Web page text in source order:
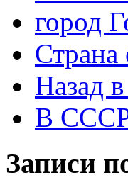
город
Страна
Назад
В СССР
Записи